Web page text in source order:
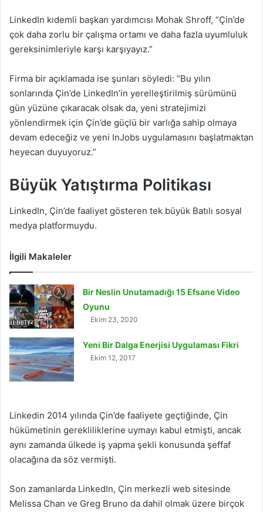
LinkedIn kıdemli başkan yardımcısı Mohak Shroff, “Çin’de
çok daha zorlu bir çalışma ortamı ve daha fazla uyumluluk
gereksinimleriyle karşı karşıyayız.”
Firma bir açıklamada ise şunları söyledi: “Bu yılın
sonlarında Çin’de LinkedIn’in yerelleştirilmiş sürümünü
gün yüzüne çıkaracak olsak da, yeni stratejimizi
yönlendirmek için Çin’de güçlü bir varlığa sahip olmaya
devam edeceğiz ve yeni InJobs uygulamasını başlatmaktan
heyecan duyuyoruz.”
Büyük Yatıştırma Politikası
LinkedIn, Çin’de faaliyet gösteren tek büyük Batılı sosyal
medya platformuydu.
İlgili Makaleler
Bir Neslin Unutamadığı 15 Efsane Video
Oyunu
Ekim 23, 2020
Yeni Bir Dalga Enerjisi Uygulaması Fikri
Ekim 12, 2017
Linkedin 2014 yılında Çin’de faaliyete geçtiğinde, Çin
hükümetinin gerekliliklerine uymayı kabul etmişti, ancak
aynı zamanda ülkede iş yapma şekli konusunda şeffaf
olacağına da söz vermişti.
Son zamanlarda LinkedIn, Çin merkezli web sitesinde
Melissa Chan ve Greg Bruno da dahil olmak üzere birçok